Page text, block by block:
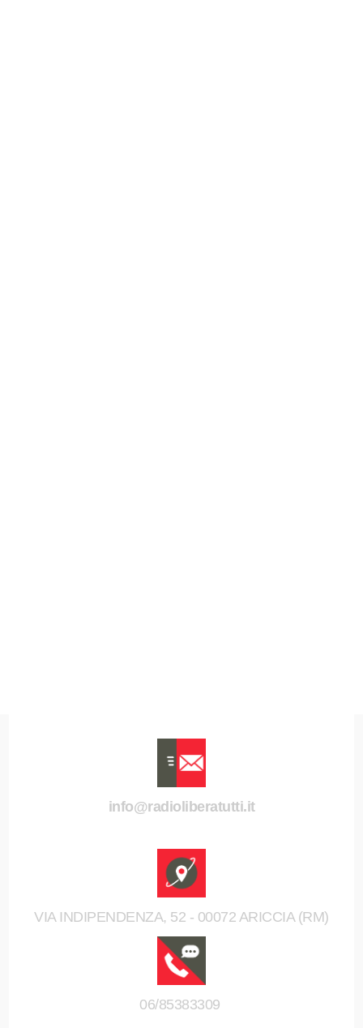
info@radioliberatutti.it
VIA INDIPENDENZA, 52 - 00072 ARICCIA (RM)
06/85383309